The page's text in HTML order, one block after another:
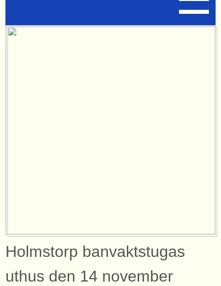
Holmstorp banvaktstugas
uthus den 14 november